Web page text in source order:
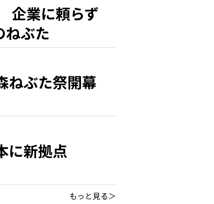
企業に頼らず
ねぶた
ねぶた祭開幕
に新拠点
もっと見る＞